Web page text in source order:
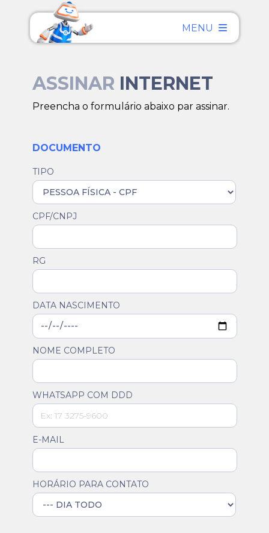
MENU
ASSINAR INTERNET
Preencha o formulário abaixo par assinar.
DOCUMENTO
TIPO
CPF/CNPJ
RG
DATA NASCIMENTO
NOME COMPLETO
WHATSAPP COM DDD
E-MAIL
HORÁRIO PARA CONTATO